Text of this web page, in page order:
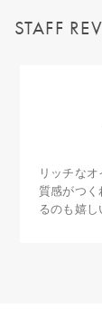
STAFF
リッチな
質感がつく
るのも嬉し